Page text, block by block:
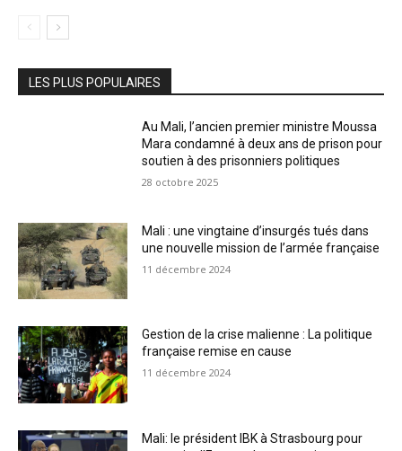
LES PLUS POPULAIRES
Au Mali, l’ancien premier ministre Moussa
Mara condamné à deux ans de prison pour
soutien à des prisonniers politiques
28 octobre 2025
Mali : une vingtaine d’insurgés tués dans
une nouvelle mission de l’armée française
11 décembre 2024
Gestion de la crise malienne : La politique
française remise en cause
11 décembre 2024
Mali: le président IBK à Strasbourg pour